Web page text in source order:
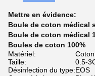
Mettre en évidence:
Boule de coton médical
Boule de coton médical
Boules de coton 100%
Matériel:
Taille:
0.5-
Désinfection du type:EOS